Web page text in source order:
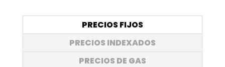
PRECIOS FIJOS
PRECIOS INDEXADOS
PRECIOS DE GAS